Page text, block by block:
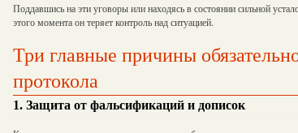
Поддавшись на эти уговоры или находясь в состоянии сильной
этого момента он теряет контроль над ситуацией.
Три главные причины
протокола
1. Защита от фальсификаций и дописок